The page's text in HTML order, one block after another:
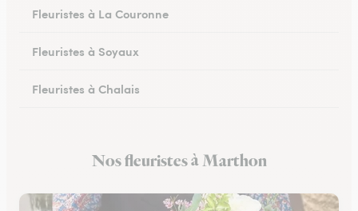
Fleuristes à La Couronne
Fleuristes à Soyaux
Fleuristes à Chalais
Fleuristes à Ruelle-sur-Touvre
Nos fleuristes à Marthon